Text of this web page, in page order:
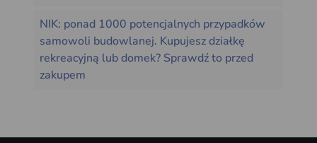
NIK: ponad 1000 potencjalnych przypadków
samowoli budowlanej. Kupujesz działkę
rekreacyjną lub domek? Sprawdź to przed
zakupem